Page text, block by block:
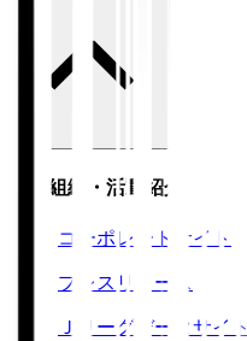
運営組織・活動紹介
コーポレートサイト
プレスリリース
Ｊリーグデータサイト